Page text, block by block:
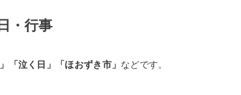
・行事
「泣く日」「ほおずき市」 などです。